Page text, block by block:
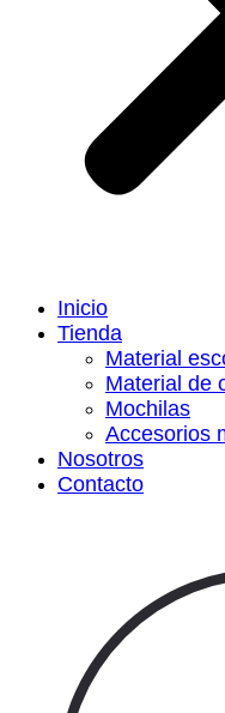
Inicio
Tienda
Material
Material de
Mochilas
Accesorios
Nosotros
Contacto